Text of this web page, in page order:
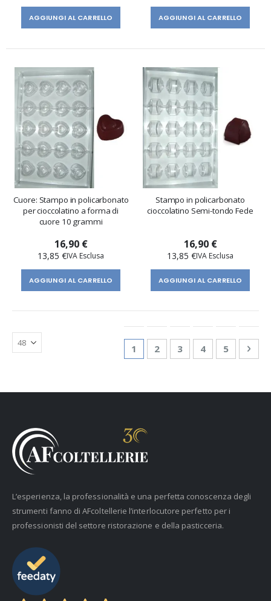
AGGIUNGI AL CARRELLO AGGIUNGI AL CARRELLO
Cuore: Stampo in policarbonato
per cioccolatino a forma di
cuore 10 grammi
16,90 €
13,85 €
AGGIUNGI AL CARRELLO
Stampo in policarbonato
cioccolatino Semi-tondo Fede
16,90 €
13,85 €
AGGIUNGI AL CARRELLO
Attualmente stai leggendo la
1 Pagina
2 Pagina
3 Pagina
4 Pagina
5
L’esperienza, la professionalità e una perfetta conoscenza degli
strumenti fanno di AFcoltellerie l’interlocutore perfetto per i
professionisti del settore ristorazione e della pasticceria.